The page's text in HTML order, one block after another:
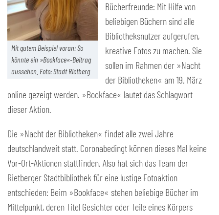
Mit gutem Beispiel voran: So
könnte ein »Bookface«-Beitrag
aussehen. Foto: Stadt Rietberg
Bücherfreunde: Mit Hilfe von
beliebigen Büchern sind alle
Bibliotheksnutzer aufgerufen,
kreative Fotos zu machen. Sie
sollen im Rahmen der »Nacht
der Bibliotheken« am 19. März
online gezeigt werden. »Bookface« lautet das Schlagwort
dieser Aktion.
Die »Nacht der Bibliotheken« findet alle zwei Jahre
deutschlandweit statt. Coronabedingt können dieses Mal keine
Vor-Ort-Aktionen stattfinden. Also hat sich das Team der
Rietberger Stadtbibliothek für eine lustige Fotoaktion
entschieden: Beim »Bookface« stehen beliebige Bücher im
Mittelpunkt, deren Titel Gesichter oder Teile eines Körpers